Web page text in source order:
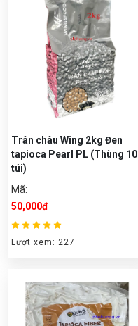
Trân châu Wing 2kg Đen
tapioca Pearl PL (Thùng 10
túi)
Mã:
50,000đ
Lượt xem: 227